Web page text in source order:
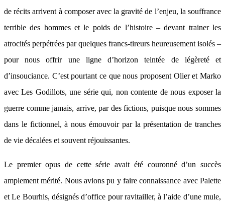
de récits arrivent à composer avec la gravité de l’enjeu, la souffrance
terrible des hommes et le poids de l’histoire – devant trainer les
atrocités perpétrées par quelques francs-tireurs heureusement isolés –
pour nous offrir une ligne d’horizon teintée de légèreté et
d’insouciance. C’est pourtant ce que nous proposent Olier et Marko
avec Les Godillots, une série qui, non contente de nous exposer la
guerre comme jamais, arrive, par des fictions, puisque nous sommes
dans le fictionnel, à nous émouvoir par la présentation de tranches
de vie décalées et souvent réjouissantes.
Le premier opus de cette série avait été couronné d’un succès
amplement mérité. Nous avions pu y faire connaissance avec Palette
et Le Bourhis, désignés d’office pour ravitailler, à l’aide d’une mule,